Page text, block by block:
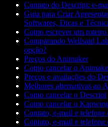
Contato do Descript: e-
Guia para Criar
Softwares, Dicas e
Como escrever um
Comparando Wellsaid
opção?
Preços do Animaker
Como cancelar o
Preços e avaliações do
Melhores alternativas ao
Como cancelar o Descript
Como cancelar o
Contato, e-mail e
Contato, e-mail e